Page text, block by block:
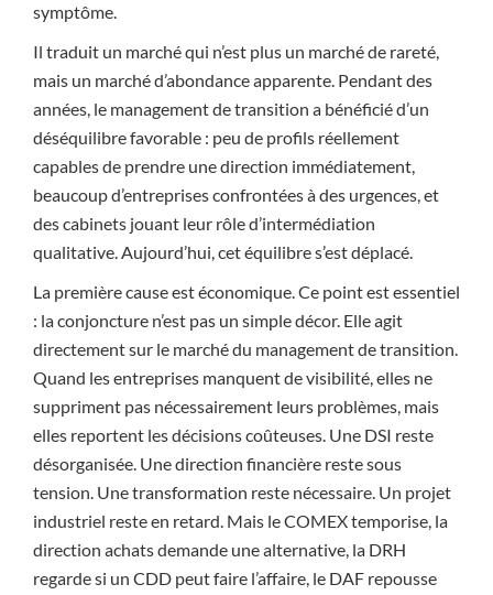
symptôme.
Il traduit un marché qui n’est plus un marché de rareté,
mais un marché d’abondance apparente. Pendant des
années, le management de transition a bénéficié d’un
déséquilibre favorable : peu de profils réellement
capables de prendre une direction immédiatement,
beaucoup d’entreprises confrontées à des urgences, et
des cabinets jouant leur rôle d’intermédiation
qualitative. Aujourd’hui, cet équilibre s’est déplacé.
La première cause est économique. Ce point est essentiel
: la conjoncture n’est pas un simple décor. Elle agit
directement sur le marché du management de transition.
Quand les entreprises manquent de visibilité, elles ne
suppriment pas nécessairement leurs problèmes, mais
elles reportent les décisions coûteuses. Une DSI reste
désorganisée. Une direction financière reste sous
tension. Une transformation reste nécessaire. Un projet
industriel reste en retard. Mais le COMEX temporise, la
direction achats demande une alternative, la DRH
regarde si un CDD peut faire l’affaire, le DAF repousse